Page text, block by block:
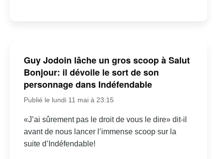
Guy Jodoin lâche un gros scoop à Salut
Bonjour: il dévoile le sort de son
personnage dans Indéfendable
Publié le lundi 11 mai à 23:15
«J’ai sûrement pas le droit de vous le dire» dit-il
avant de nous lancer l’immense scoop sur la
suite d’Indéfendable!